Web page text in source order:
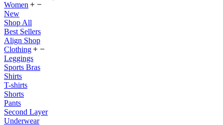
Women
New
Shop All
Best Sellers
Align Shop
Clothing
Leggings
Sports Bras
Shirts
T-shirts
Shorts
Pants
Second Layer
Underwear